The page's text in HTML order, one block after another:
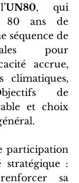
UN80, qui
80 ans de
séquence de
pour
accrue,
climatiques,
de
et choix
participation
stratégique :
sa